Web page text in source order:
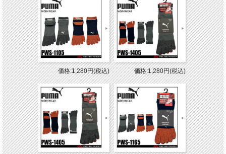
価格:1,280円(税込) 価格:1,280円(税込)